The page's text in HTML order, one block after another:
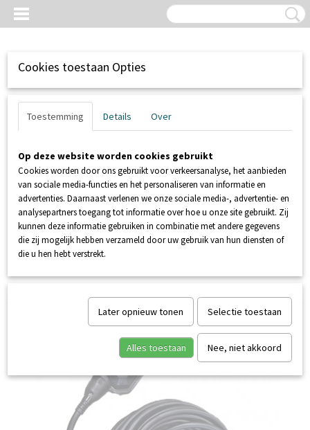
Inloggen Registreren
UW WINKELWAGEN
Cookies toestaan Opties
Toestemming Details Over
Op deze website worden cookies gebruikt
Cookies worden door ons gebruikt voor verkeersanalyse, het aanbieden
van sociale media-functies en het personaliseren van informatie en
advertenties. Daarnaast verlenen we onze sociale media-, advertentie- en
analysepartners toegang tot informatie over hoe u onze site gebruikt. Zij
kunnen deze informatie gebruiken in combinatie met andere gegevens
die zij mogelijk hebben verzameld door uw gebruik van hun diensten of
die u hen hebt verstrekt.
Later opnieuw tonen Selectie toestaan
Alles toestaan Nee, niet akkoord